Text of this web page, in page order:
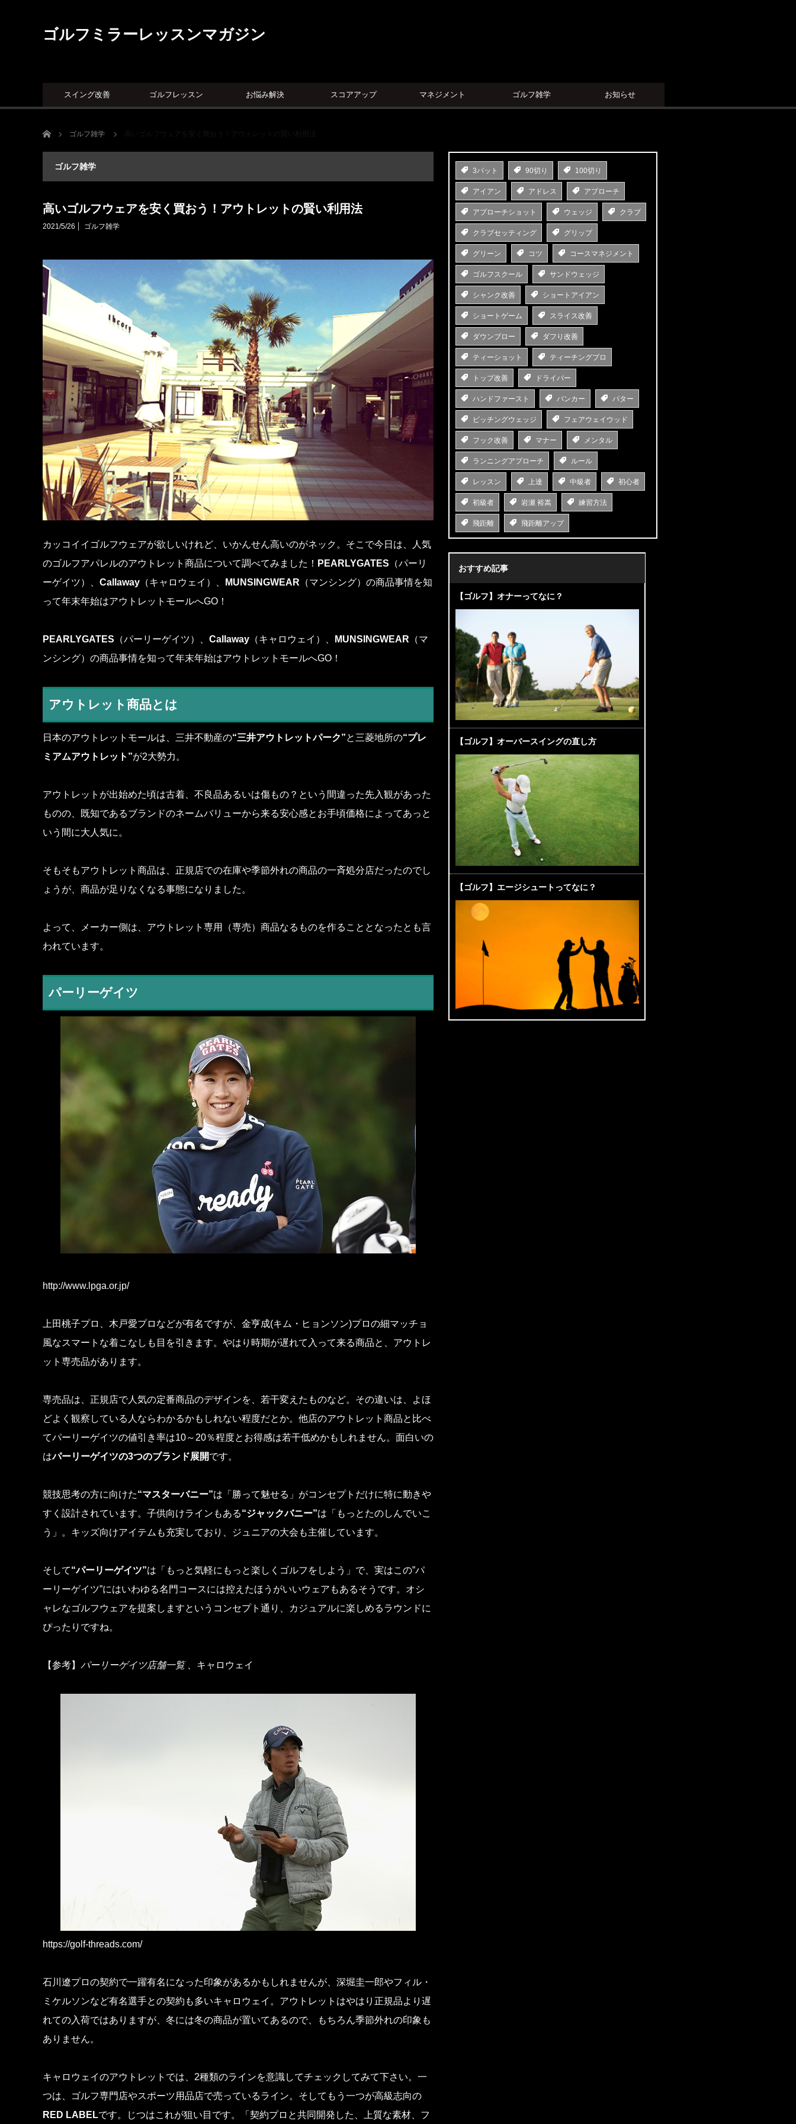
ゴルフミラーレッスンマガジン
スイング改善 ゴルフレッスン お悩み解決 スコアアップ マネジメント ゴルフ雑学 お知らせ
ホーム ゴルフ雑学 高いゴルフウェアを安く買おう！アウトレットの賢い利用法
ゴルフ雑学
高いゴルフウェアを安く買おう！アウトレットの賢い利用法
2021/5/26 ゴルフ雑学
カッコイイゴルフウェアが欲しいけれど、いかんせん高いのがネック。そこで今日は、人気
のゴルフアパレルのアウトレット商品について調べてみました！ PEARLYGATES （パーリ
ーゲイツ）、 Callaway （キャロウェイ）、 MUNSINGWEAR （マンシング）の商品事情を知
って年末年始はアウトレットモールへGO！
PEARLYGATES （パーリーゲイツ）、 Callaway （キャロウェイ）、 MUNSINGWEAR （マ
ンシング）の商品事情を知って年末年始はアウトレットモールへGO！
アウトレット商品とは
日本のアウトレットモールは、三井不動産の“三井アウトレットパーク”と三菱地所の“プレ
ミアムアウトレット”が2大勢力。
アウトレットが出始めた頃は古着、不良品あるいは傷もの？という間違った先入観があった
ものの、既知であるブランドのネームバリューから来る安心感とお手頃価格によってあっと
いう間に大人気に。
そもそもアウトレット商品は、正規店での在庫や季節外れの商品の一斉処分店だったのでし
ょうが、商品が足りなくなる事態になりました。
よって、メーカー側は、アウトレット専用（専売）商品なるものを作ることとなったとも言
われています。
パーリーゲイツ
http://www.lpga.or.jp/
上田桃子プロ、木戸愛プロなどが有名ですが、金亨成(キム・ヒョンソン)プロの細マッチョ
風なスマートな着こなしも目を引きます。やはり時期が遅れて入って来る商品と、アウトレ
ット専売品があります。
専売品は、正規店で人気の定番商品のデザインを、若干変えたものなど。その違いは、よほ
どよく観察している人ならわかるかもしれない程度だとか。他店のアウトレット商品と比べ
てパーリーゲイツの値引き率は10～20％程度とお得感は若干低めかもしれません。面白いの
はパーリーゲイツの3つのブランド展開です。
競技思考の方に向けた“マスターバニー”は「勝って魅せる」がコンセプトだけに特に動きや
すく設計されています。子供向けラインもある“ジャックバニー”は「もっとたのしんでいこ
う」。キッズ向けアイテムも充実しており、ジュニアの大会も主催しています。
そして“パーリーゲイツ”は「もっと気軽にもっと楽しくゴルフをしよう」で、実はこの”パ
ーリーゲイツ”にはいわゆる名門コースには控えたほうがいいウェアもあるそうです。オシ
ャレなゴルフウェアを提案しますというコンセプト通り、カジュアルに楽しめるラウンドに
ぴったりですね。
【参考】 パーリーゲイツ店舗一覧、 キャロウェイ
https://golf-threads.com/
石川遼プロの契約で一躍有名になった印象があるかもしれませんが、深堀圭一郎やフィル・
ミケルソンなど有名選手との契約も多いキャロウェイ。アウトレットはやはり正規品より遅
れての入荷ではありますが、冬には冬の商品が置いてあるので、もちろん季節外れの印象も
ありません。
キャロウェイのアウトレットでは、2種類のラインを意識してチェックしてみて下さい。一
つは、ゴルフ専門店やスポーツ用品店で売っているライン。そしてもう一つが高級志向の
RED LABELです。じつはこれが狙い目です。「契約プロと共同開発した、上質な素材、フ
3パット 90切り 100切り
アイアン アドレス アプローチ
アプローチショット ウェッジ クラブ
クラブセッティング グリップ
グリーン コツ コースマネジメント
ゴルフスクール サンドウェッジ
シャンク改善 ショートアイアン
ショートゲーム スライス改善
ダウンブロー ダフり改善
ティーショット ティーチングプロ
トップ改善 ドライバー
ハンドファースト バンカー パター
ピッチングウェッジ フェアウェイウッド
フック改善 マナー メンタル
ランニングアプローチ ルール
レッスン 上達 中級者 初心者
初級者 岩瀬 裕嵩 練習方法
飛距離 飛距離アップ
おすすめ記事
【ゴルフ】オナーってなに？
【ゴルフ】オーバースイングの直し方
【ゴルフ】エージシュートってなに？